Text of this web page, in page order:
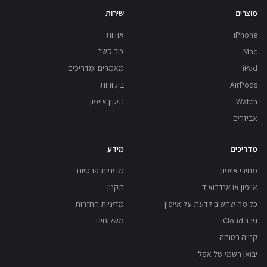
מוצרים
iPhone
Mac
iPad
AirPods
Watch
אביזרים
שירות
אודות
צור קשר
מאמרים ומדריכים
ביקורות
תיקון אייפון
מדריכים
מחירי אייפון
אייפון או אנדרואיד
כל מה שחשוב לדעת על אייפון
גיבוי iCloud
קנייה בטוחה
יבואן רשמי של אפל
מידע
מדיניות פרטיות
תקנון
מדיניות החזרות
משלוחים